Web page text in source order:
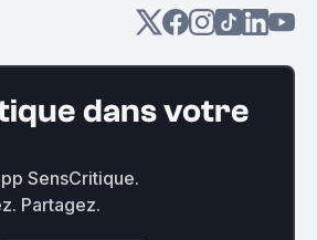
dans votre
SensCritique.
Partagez.